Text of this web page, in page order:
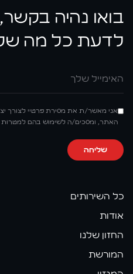
בואו נהיה
לדעת כל מה
אימייל
אני מאשר/ת את מסירת פרטיי לצורך
האתר, ומסכים/ה לשימוש בהם למטרות
שליחה
כל השירותים
אודות
החזון שלנו
המורשת